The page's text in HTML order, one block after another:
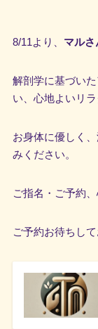
8/11より、 マルさ
解剖学に基づい
い、心地よいリ
お身体に優しく
みください。
ご指名・ご予約
ご予約お待ちして